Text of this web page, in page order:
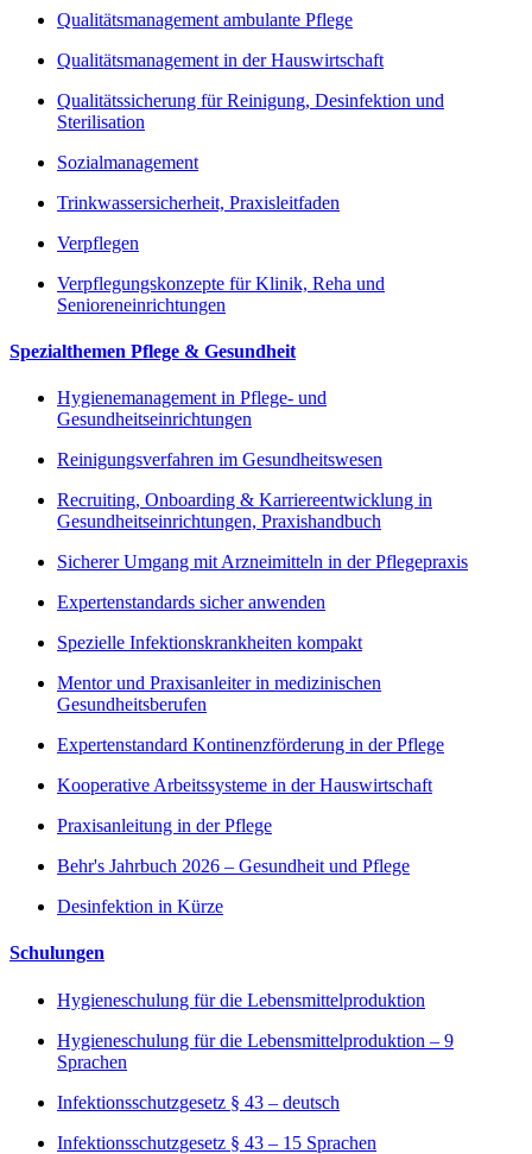
Qualitätsmanagement ambulante Pflege
Qualitätsmanagement in der Hauswirtschaft
Qualitätssicherung für Reinigung, Desinfektion und
Sterilisation
Sozialmanagement
Trinkwassersicherheit, Praxisleitfaden
Verpflegen
Verpflegungskonzepte für Klinik, Reha und
Senioreneinrichtungen
Spezialthemen Pflege & Gesundheit
Hygienemanagement in Pflege- und
Gesundheitseinrichtungen
Reinigungsverfahren im Gesundheitswesen
Recruiting, Onboarding & Karriereentwicklung in
Gesundheitseinrichtungen, Praxishandbuch
Sicherer Umgang mit Arzneimitteln in der Pflegepraxis
Expertenstandards sicher anwenden
Spezielle Infektionskrankheiten kompakt
Mentor und Praxisanleiter in medizinischen
Gesundheitsberufen
Expertenstandard Kontinenzförderung in der Pflege
Kooperative Arbeitssysteme in der Hauswirtschaft
Praxisanleitung in der Pflege
Behr's Jahrbuch 2026 – Gesundheit und Pflege
Desinfektion in Kürze
Schulungen
Hygieneschulung für die Lebensmittelproduktion
Hygieneschulung für die Lebensmittelproduktion – 9
Sprachen
Infektionsschutzgesetz § 43 – deutsch
Infektionsschutzgesetz § 43 – 15 Sprachen